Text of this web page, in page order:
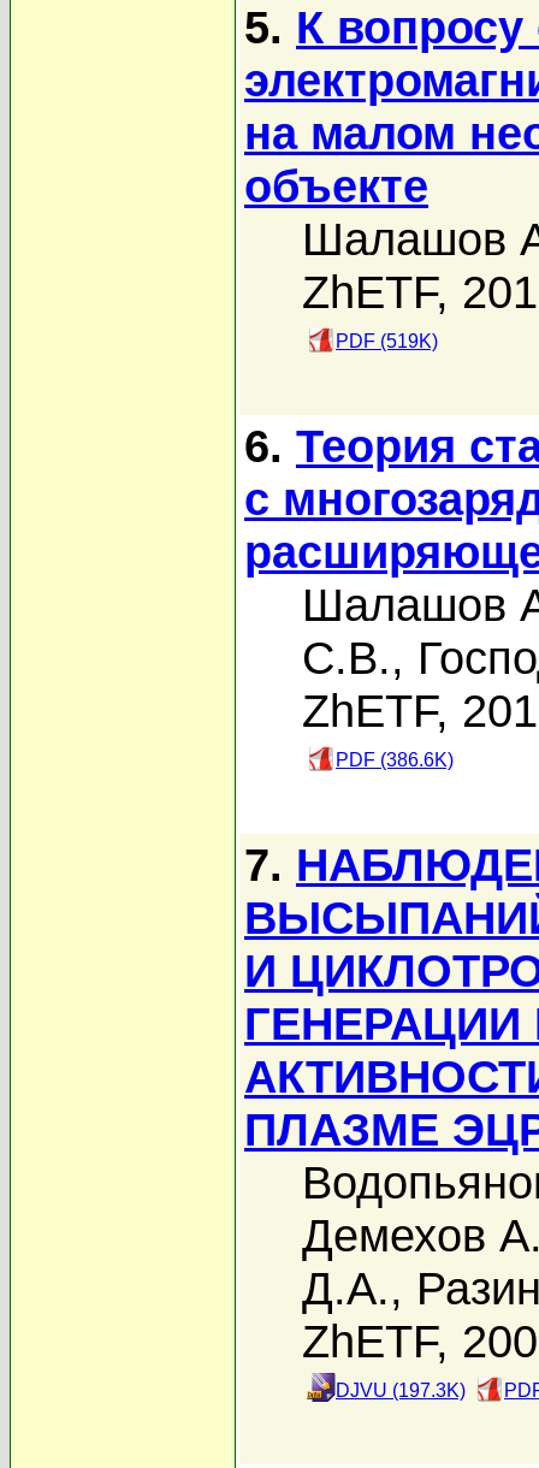
5. К
на малом
объекте
Шалашов
ZhETF,
PDF (519K)
6. Теория
с
Шалашов
С.В.,
ZhETF,
PDF (386.6K)
7.
И
ПЛАЗМЕ
Демехов
Д.А.,
ZhETF,
DJVU (197.3K)